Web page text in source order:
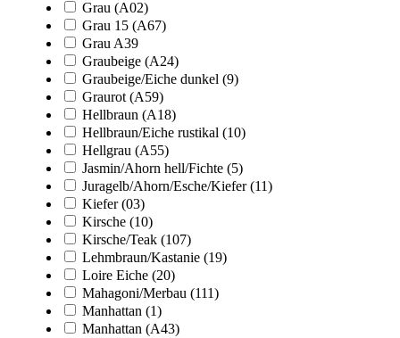
Grau (A02)
Grau 15 (A67)
Grau A39
Graubeige (A24)
Graubeige/Eiche dunkel (9)
Graurot (A59)
Hellbraun (A18)
Hellbraun/Eiche rustikal (10)
Hellgrau (A55)
Jasmin/Ahorn hell/Fichte (5)
Juragelb/Ahorn/Esche/Kiefer (11)
Kiefer (03)
Kirsche (10)
Kirsche/Teak (107)
Lehmbraun/Kastanie (19)
Loire Eiche (20)
Mahagoni/Merbau (111)
Manhattan (1)
Manhattan (A43)